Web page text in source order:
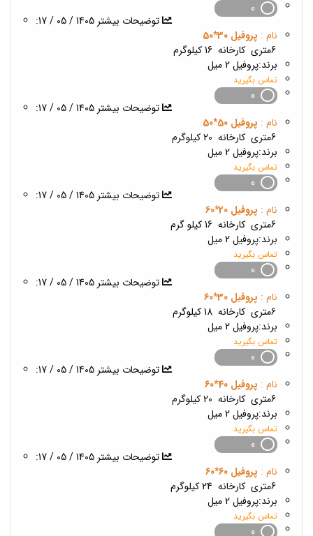
:توضیحات بیشتر
نام : پروفیل 30*50
6متری
کارخانه 16 کیلوگرم
برند:پروفیل 2 میل
تماس بگیرید
:توضیحات بیشتر
نام : پروفیل 50*50
6متری
کارخانه 20 کیلوگرم
برند:پروفیل 2 میل
تماس بگیرید
:توضیحات بیشتر
نام : پروفیل 20*60
6متری
کارخانه 16 کیلو گرم
برند:پروفیل 2 میل
تماس بگیرید
:توضیحات بیشتر
نام : پروفیل 30*60
6متری
کارخانه 18 کیلوگرم
برند:پروفیل 2 میل
تماس بگیرید
:توضیحات بیشتر
نام : پروفیل 40*60
6متری
کارخانه 20 کیلوگرم
برند:پروفیل 2 میل
تماس بگیرید
:توضیحات بیشتر
نام : پروفیل 60*60
6متری
کارخانه 24 کیلوگرم
برند:پروفیل 2 میل
تماس بگیرید